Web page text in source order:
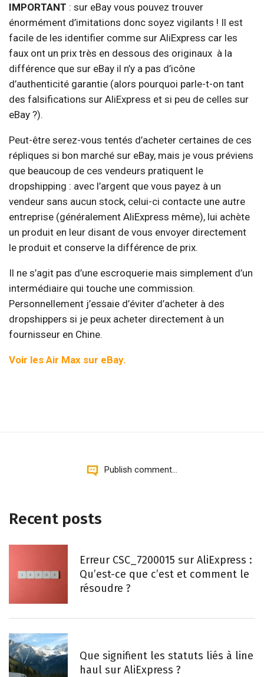
IMPORTANT : sur eBay vous pouvez trouver
énormément d’imitations donc soyez vigilants ! Il est
facile de les identifier comme sur AliExpress car les
faux ont un prix très en dessous des originaux à la
différence que sur eBay il n’y a pas d’icône
d’authenticité garantie (alors pourquoi parle-t-on tant
des falsifications sur AliExpress et si peu de celles sur
eBay ?).
Peut-être serez-vous tentés d’acheter certaines de ces
répliques si bon marché sur eBay, mais je vous préviens
que beaucoup de ces vendeurs pratiquent le
dropshipping : avec l’argent que vous payez à un
vendeur sans aucun stock, celui-ci contacte une autre
entreprise (généralement AliExpress même), lui achète
un produit en leur disant de vous envoyer directement
le produit et conserve la différence de prix.
Il ne s’agit pas d’une escroquerie mais simplement d’un
intermédiaire qui touche une commission.
Personnellement j’essaie d’éviter d’acheter à des
dropshippers si je peux acheter directement à un
fournisseur en Chine.
Voir les Air Max sur eBay.
Publish comment...
Recent posts
Erreur CSC_7200015 sur AliExpress :
Qu’est-ce que c’est et comment le
résoudre ?
Que signifient les statuts liés à line
haul sur AliExpress ?